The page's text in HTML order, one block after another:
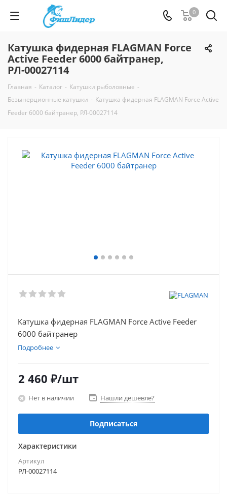
0
Катушка фидерная FLAGMAN Force
Active Feeder 6000 байтранер,
РЛ-00027114
Главная - Каталог - Катушки рыболовные -
Безынерционные катушки - Катушка фидерная FLAGMAN Force Active
Feeder 6000 байтранер, РЛ-00027114
Катушка фидерная FLAGMAN Force Active Feeder
6000 байтранер
Подробнее
2 460 ₽/шт
Нет в наличии Нашли дешевле?
Подписаться
Характеристики
Артикул
РЛ-00027114